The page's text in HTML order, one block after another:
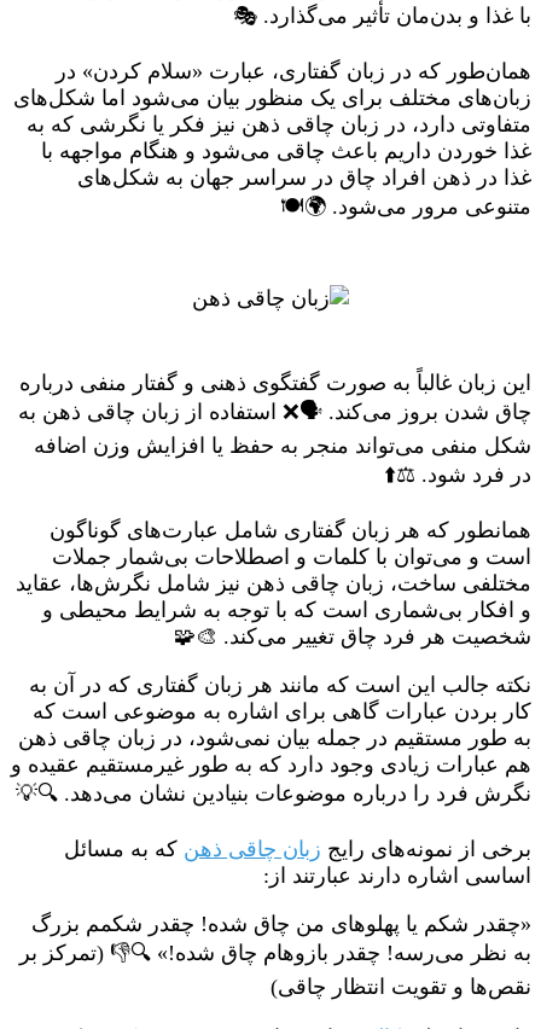
با غذا و بدن‌مان تأثیر می‌گذارد. 🎭
همان‌طور که در زبان گفتاری، عبارت «سلام کردن» در
زبان‌های مختلف برای یک منظور بیان می‌شود اما شکل‌های
متفاوتی دارد، در زبان چاقی ذهن نیز فکر یا نگرشی که به
غذا خوردن داریم باعث چاقی می‌شود و هنگام مواجهه با
غذا در ذهن افراد چاق در سراسر جهان به شکل‌های
متنوعی مرور می‌شود. 🌍🍽️
این زبان غالباً به صورت گفتگوی ذهنی و گفتار منفی درباره
چاق شدن بروز می‌کند. 🗣️❌ استفاده از زبان چاقی ذهن به
شکل منفی می‌تواند منجر به حفظ یا افزایش وزن اضافه
در فرد شود. ⚖️⬆️
همانطور که هر زبان گفتاری شامل عبارت‌های گوناگون
است و می‌توان با کلمات و اصطلاحات بی‌شمار جملات
مختلفی ساخت، زبان چاقی ذهن نیز شامل نگرش‌ها، عقاید
و افکار بی‌شماری است که با توجه به شرایط محیطی و
شخصیت هر فرد چاق تغییر می‌کند. 🎨🧩
نکته جالب این است که مانند هر زبان گفتاری که در آن به
کار بردن عبارات گاهی برای اشاره به موضوعی است که
به طور مستقیم در جمله بیان نمی‌شود، در زبان چاقی ذهن
هم عبارات زیادی وجود دارد که به طور غیرمستقیم عقیده و
نگرش فرد را درباره موضوعات بنیادین نشان می‌دهد. 🔍💡
برخی از نمونه‌های رایج زبان چاقی ذهن که به مسائل
اساسی اشاره دارند عبارتند از:
«چقدر شکم یا پهلوهای من چاق شده! چقدر شکمم بزرگ
به نظر می‌رسه! چقدر بازوهام چاق شده!» 🔍👎 (تمرکز بر
نقص‌ها و تقویت انتظار چاقی)